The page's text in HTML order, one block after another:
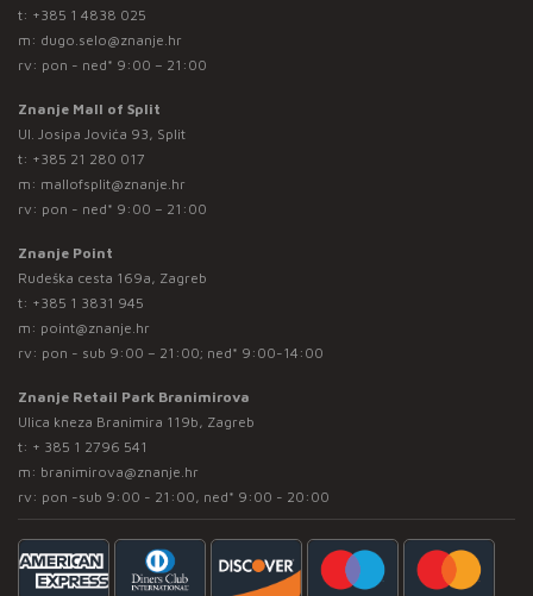
t: +385 1 4838 025
m: dugo.selo@znanje.hr
rv: pon - ned* 9:00 – 21:00
Znanje Mall of Split
Ul. Josipa Jovića 93, Split
t: +385 21 280 017
m: mallofsplit@znanje.hr
rv: pon - ned* 9:00 – 21:00
Znanje Point
Rudeška cesta 169a, Zagreb
t: +385 1 3831 945
m: point@znanje.hr
rv: pon - sub 9:00 – 21:00; ned* 9:00-14:00
Znanje Retail Park Branimirova
Ulica kneza Branimira 119b, Zagreb
t: + 385 1 2796 541
m: branimirova@znanje.hr
rv: pon -sub 9:00 - 21:00, ned* 9:00 - 20:00